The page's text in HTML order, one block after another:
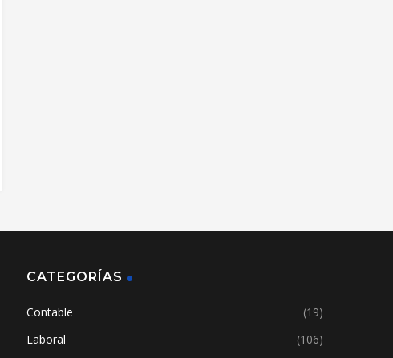
CATEGORÍAS
Contable
(19)
Laboral
(106)